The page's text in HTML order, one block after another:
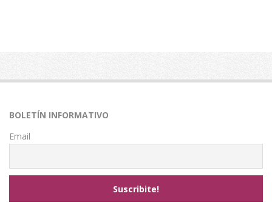
BOLETÍN INFORMATIVO
Email